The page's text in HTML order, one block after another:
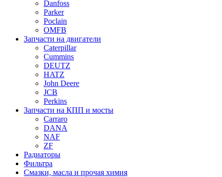
Danfoss
Parker
Poclain
OMFB
Запчасти на двигатели
Caterpillar
Cummins
DEUTZ
HATZ
John Deere
JCB
Perkins
Запчасти на КПП и мосты
Carraro
DANA
NAF
ZF
Радиаторы
Фильтра
Смазки, масла и прочая химия